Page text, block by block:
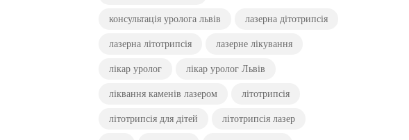
консультація уролога львів лазерна дітотрипсія
лазерна літотрипсія лазерне лікування
лікар уролог лікар уролог Львів
ліквання каменів лазером літотрипсія
літотрипсія для дітей літотрипсія лазер